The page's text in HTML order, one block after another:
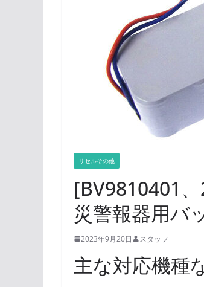
リセルその他
[BV9810401
災警報器用バ
2023年9月20日 スタッフ
主な対応機種